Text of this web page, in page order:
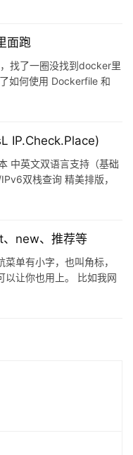
面跑
找了一圈没找到docker里
如何使用 Dockerfile 和
IP.Check.Place)
中英文双语言支持（基础
双栈查询 精美排版，
new、推荐等
单有小字，也叫角标，
以让你也用上。 比如我网